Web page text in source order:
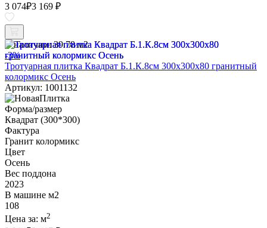
3 074₽3 169 ₽
В наличии: 39.78 м2
-3%
Тротуарная плитка Квадрат Б.1.К.8см 300х300х80 гранитный
колормикс Осень
Артикул: 1001132
Форма/размер
Квадрат (300*300)
Фактура
Гранит колормикс
Цвет
Осень
Вес поддона
2023
В машине м2
108
Цена за: м2